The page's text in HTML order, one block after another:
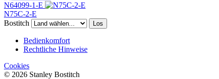
N64099-1-E
N75C-2-E
Bostitch
Los
Bedienkomfort
Rechtliche Hinweise
Cookies
© 2026 Stanley Bostitch